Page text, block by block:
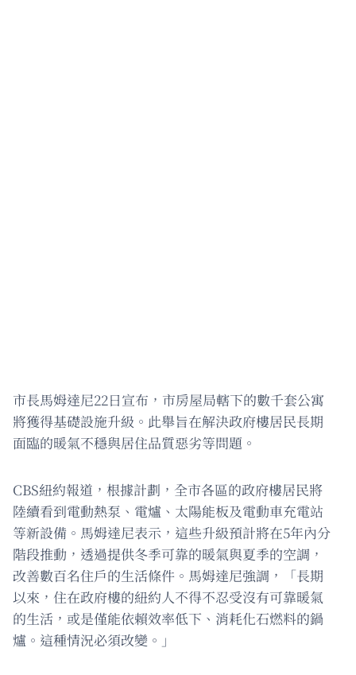
市長馬姆達尼22日宣布，市房屋局轄下的數千套公寓
將獲得基礎設施升級。此舉旨在解決政府樓居民長期
面臨的暖氣不穩與居住品質惡劣等問題。
CBS紐約報道，根據計劃，全市各區的政府樓居民將
陸續看到電動熱泵、電爐、太陽能板及電動車充電站
等新設備。馬姆達尼表示，這些升級預計將在5年內分
階段推動，透過提供冬季可靠的暖氣與夏季的空調，
改善數百名住戶的生活條件。馬姆達尼強調，「長期
以來，住在政府樓的紐約人不得不忍受沒有可靠暖氣
的生活，或是僅能依賴效率低下、消耗化石燃料的鍋
爐。這種情況必須改變。」